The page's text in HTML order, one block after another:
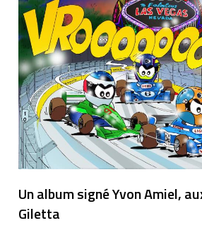
Un album signé Yvon Amiel,
Giletta